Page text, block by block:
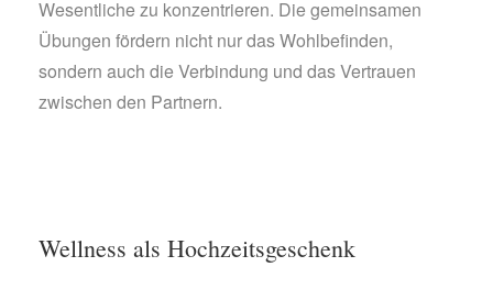
Wesentliche zu konzentrieren. Die gemeinsamen
Übungen fördern nicht nur das Wohlbefinden,
sondern auch die Verbindung und das Vertrauen
zwischen den Partnern.
Wellness als Hochzeitsgeschenk